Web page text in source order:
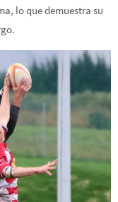
lo que demuestra su